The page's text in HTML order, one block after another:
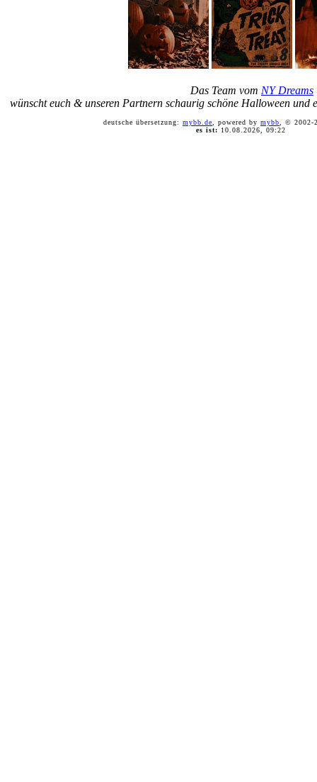
Das Team vom NY Dreams
wünscht euch & unseren Partnern schaurig schöne Halloween und
deutsche übersetzung: mybb.de , powered by mybb , ©
es ist: 10.08.2026, 09:22